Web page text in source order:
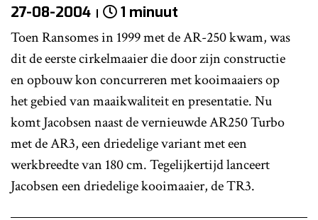
27-08-2004 1 minuut
Toen Ransomes in 1999 met de AR-250 kwam, was
dit de eerste cirkelmaaier die door zijn constructie
en opbouw kon concurreren met kooimaaiers op
het gebied van maaikwaliteit en presentatie. Nu
komt Jacobsen naast de vernieuwde AR250 Turbo
met de AR3, een driedelige variant met een
werkbreedte van 180 cm. Tegelijkertijd lanceert
Jacobsen een driedelige kooimaaier, de TR3.